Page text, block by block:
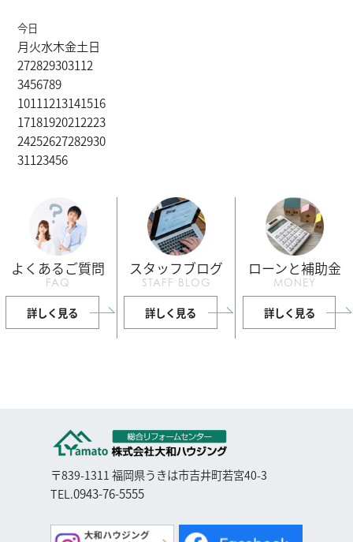
今日
月火水木金土日
272829303112
3456789
10111213141516
17181920212223
24252627282930
31123456
よくあるご質問
FAQ
詳しく見る
スタッフブログ
STAFF BLOG
詳しく見る
ローンと補助金
MONEY
詳しく見る
〒839-1311 福岡県うきは市吉井町若宮40-3
TEL.0943-76-5555